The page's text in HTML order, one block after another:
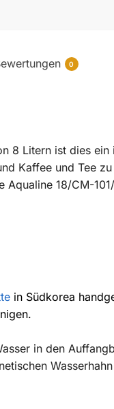
0
8 Litern ist dies
Kaffee und Tee
18/CM-
in Südkorea
in den